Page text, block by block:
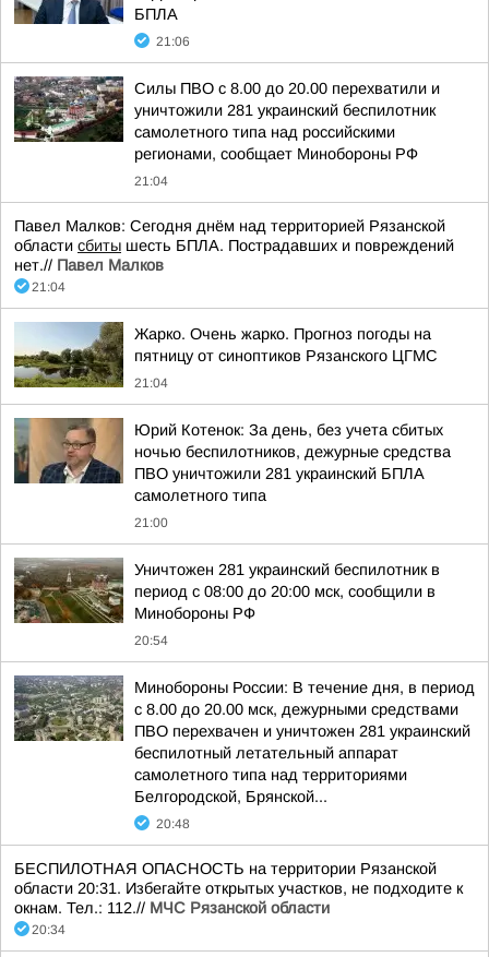
БПЛА
21:06
Силы ПВО с 8.00 до 20.00 перехватили и
уничтожили 281 украинский беспилотник
самолетного типа над российскими
регионами, сообщает Минобороны РФ
21:04
Павел Малков: Сегодня днём над территорией Рязанской
области сбиты шесть БПЛА. Пострадавших и повреждений
нет.// Павел Малков
21:04
Жарко. Очень жарко. Прогноз погоды на
пятницу от синоптиков Рязанского ЦГМС
21:04
Юрий Котенок: За день, без учета сбитых
ночью беспилотников, дежурные средства
ПВО уничтожили 281 украинский БПЛА
самолетного типа
21:00
Уничтожен 281 украинский беспилотник в
период с 08:00 до 20:00 мск, сообщили в
Минобороны РФ
20:54
Минобороны России: В течение дня, в период
с 8.00 до 20.00 мск, дежурными средствами
ПВО перехвачен и уничтожен 281 украинский
беспилотный летательный аппарат
самолетного типа над территориями
Белгородской, Брянской...
20:48
БЕСПИЛОТНАЯ ОПАСНОСТЬ на территории Рязанской
области 20:31. Избегайте открытых участков, не подходите к
окнам. Тел.: 112.// МЧС Рязанской области
20:34